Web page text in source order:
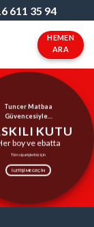
611 35 94
HEMEN
ARA
Tuncer Matbaa
Güvencesiyle…
KUTU
boy ve ebatta
Tüm siparişleriniz için
ILETIŞIME GEÇIN